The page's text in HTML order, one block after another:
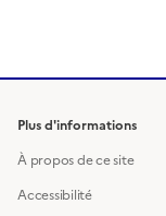
Plus d'informations
À propos de ce site
Accessibilité